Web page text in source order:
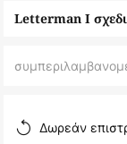
Μετάβαση
εικόνων
Letterman I
Δωρεάν